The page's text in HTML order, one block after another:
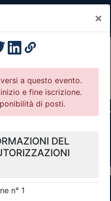
×
per Ordini e
sezione dei filtri ricerca